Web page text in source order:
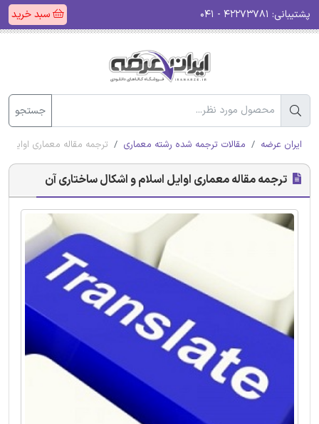
پشتیبانی: سبد خرید
جستجو
ایران عرضه مقالات ترجمه شده رشته معماری ترجمه مقاله معماری اوایل
ترجمه مقاله معماری اوایل اسلام و اشکال ساختاری آن